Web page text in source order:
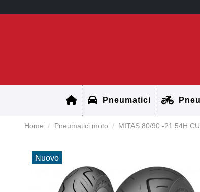
Pneumatici
Home Pneumatici moto MITAS 80/90 -21 54H
Nuovo